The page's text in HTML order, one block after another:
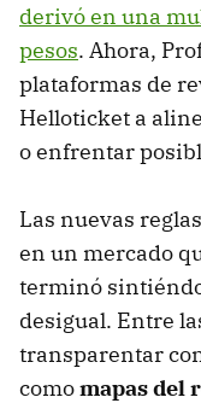
derivó en una
pesos. Ahora,
plataformas de
Helloticket a
o enfrentar
Las nuevas
en un mercado
terminó
desigual. Entre
transparentar
comomapas del